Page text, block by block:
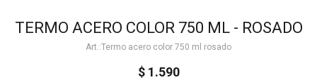
TERMO ACERO COLOR 750 ML - ROSADO
Termo acero color 750 ml rosado
$ 1.590